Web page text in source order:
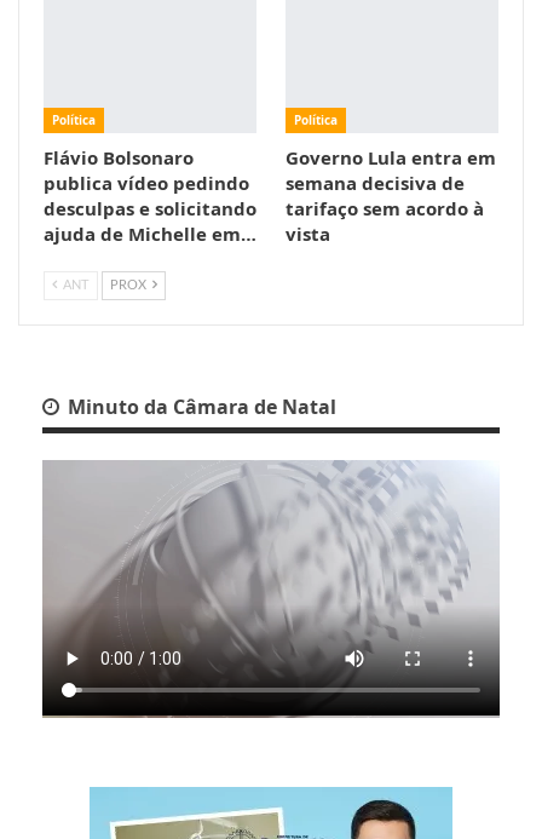
Política
Flávio Bolsonaro
publica vídeo pedindo
desculpas e solicitando
ajuda de Michelle em…
Política
Governo Lula entra em
semana decisiva de
tarifaço sem acordo à
vista
ANT PROX
Minuto da Câmara de Natal